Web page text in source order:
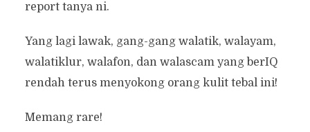
report tanya ni.
Yang lagi lawak, gang-gang walatik, walayam,
walatiklur, walafon, dan walascam yang berIQ
rendah terus menyokong orang kulit tebal ini!
Memang rare!